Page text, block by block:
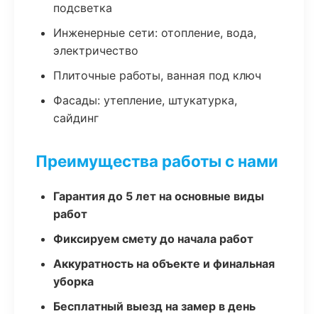
подсветка
Инженерные сети: отопление, вода,
электричество
Плиточные работы, ванная под ключ
Фасады: утепление, штукатурка,
сайдинг
Преимущества работы с нами
Гарантия до 5 лет на основные виды
работ
Фиксируем смету до начала работ
Аккуратность на объекте и финальная
уборка
Бесплатный выезд на замер в день